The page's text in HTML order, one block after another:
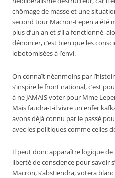
chômage de masse et une
second tour Macron-Lepen a été
plus d’un an et s’il a fonctionné,
dénoncer, c’est bien que les
lobotomisées à l’envi.
On connaît néanmoins par
s’inspire le front national, c’est
à ne JAMAIS voter pour Mme
Mais faudra-t-il vivre un enfer
avons déjà connu par le passé
avec les politiques comme celles
Il peut donc apparaître logique de
liberté de conscience pour savoir
Macron, s’abstiendra, votera